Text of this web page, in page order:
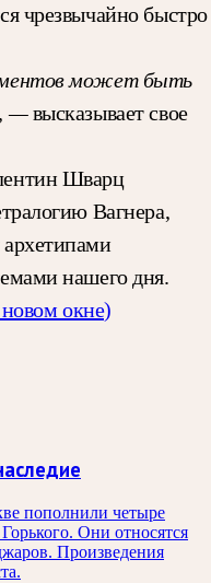
чрезвычайно быстро
может быть
—высказывает свое
Шварц
Вагнера,
нашего дня.
окне)
пополнили четыре
Они относятся
Произведения